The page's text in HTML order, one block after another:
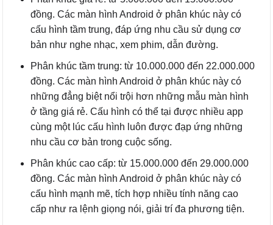
đồng. Các màn hình Android ở phân khúc này có
cấu hình tầm trung, đáp ứng nhu cầu sử dụng cơ
bản như nghe nhạc, xem phim, dẫn đường.
Phân khúc tầm trung: từ 10.000.000 đến 22.000.000
đồng. Các màn hình Android ở phân khúc này có
những đẳng biệt nổi trội hơn những mẫu màn hình
ở tầng giá rẻ. Cấu hình có thể tại được nhiều app
cùng một lúc cấu hình luôn được đạp ứng những
nhu cầu cơ bản trong cuộc sống.
Phân khúc cao cấp: từ 15.000.000 đến 29.000.000
đồng. Các màn hình Android ở phân khúc này có
cấu hình mạnh mẽ, tích hợp nhiều tính năng cao
cấp như ra lệnh giọng nói, giải trí đa phương tiện.